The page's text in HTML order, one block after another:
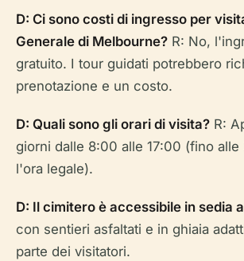
D: Ci sono costi di ingresso per
Generale di Melbourne? R: No,
gratuito. I tour guidati potrebbero
prenotazione e un costo.
D: Quali sono gli orari di visita? R:
giorni dalle 8:00 alle 17:00 (fino
l'ora legale).
D: Il cimitero è accessibile in sedia
con sentieri asfaltati e in ghiaia
parte dei visitatori.